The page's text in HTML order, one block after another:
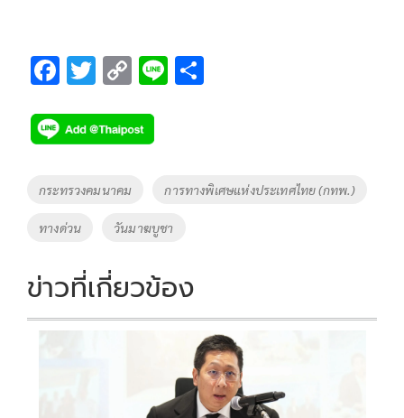
F
e
b
o
o
k
T
tt
er
C
p
y
k
Li
Tags
กระทรวงคมนาคม การทางพิเศษแห่งประเทศไทย (กทพ.)
ทางด่วน วันมาฆบูชา
ข่าวที่เกี่ยวข้อง